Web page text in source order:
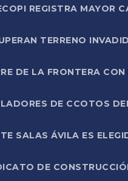
REGISTRA MAYOR
TERRENO
DE LA FRONTERA
DE CCOTOS
SALAS ÁVILA ES
DE